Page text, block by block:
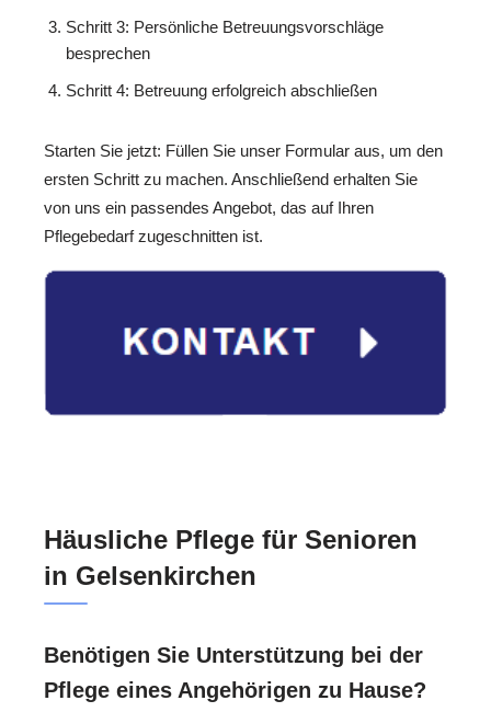
Schritt 3: Persönliche Betreuungsvorschläge
besprechen
Schritt 4: Betreuung erfolgreich abschließen
Starten Sie jetzt: Füllen Sie unser Formular aus, um den
ersten Schritt zu machen. Anschließend erhalten Sie
von uns ein passendes Angebot, das auf Ihren
Pflegebedarf zugeschnitten ist.
Häusliche Pflege für Senioren
in Gelsenkirchen
Benötigen Sie Unterstützung bei der
Pflege eines Angehörigen zu Hause?